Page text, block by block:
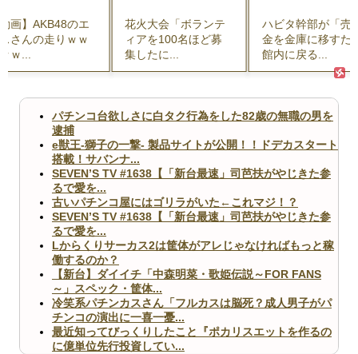
画】AKB48のエ
さんの走りｗｗ
ｗ...
花火大会「ボランテ
ィアを100名ほど募
集したに...
ハビタ幹部が「売
金を金庫に移すた
館内に戻る...
パチンコ台欲しさに白タク行為をした82歳の無職の男を
逮捕
e獣王-獅子の一撃- 製品サイトが公開！！ドデカスタート
搭載！サバンナ...
SEVEN’S TV #1638【「新台最速」司芭扶がやじきた参
るで愛を...
古いパチンコ屋にはゴリラがいた←これマジ！？
SEVEN’S TV #1638【「新台最速」司芭扶がやじきた参
るで愛を...
Lからくりサーカス2は筐体がアレじゃなければもっと稼
働するのか？
【新台】ダイイチ「中森明菜・歌姫伝説～FOR FANS
～」スペック・筐体...
冷笑系パチンカスさん「フルカスは脳死？成人男子がパ
チンコの演出に一喜一憂...
最近知ってびっくりしたこと『ポカリスエットを作るの
に億単位先行投資してい...